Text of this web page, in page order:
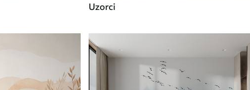
Uzorci